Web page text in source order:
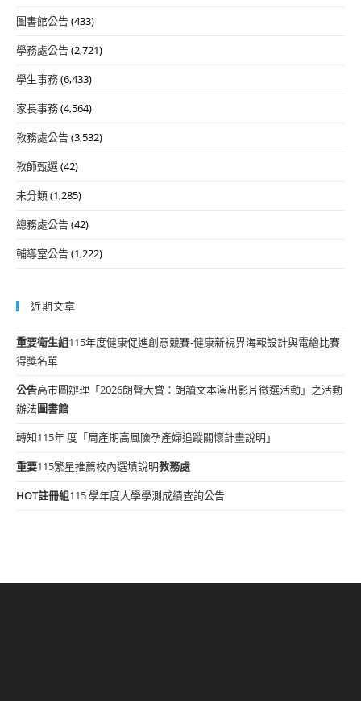
圖書館公告(433)
學務處公告(2,721)
學生事務(6,433)
家長事務(4,564)
教務處公告(3,532)
教師甄選(42)
未分類(1,285)
總務處公告(42)
輔導室公告(1,222)
近期文章
重要衛生組115年度健康促進創意競賽-健康新視界海報設計與電繪比賽
得獎名單
公告高市圖辦理「2026朗聲大賞：朗讀文本演出影片徵選活動」之活動
辦法圖書館
轉知115年 度「周產期高風險孕產婦追蹤關懷計畫說明」
重要115繁星推薦校內選填說明教務處
HOT註冊組115 學年度大學學測成績查詢公告